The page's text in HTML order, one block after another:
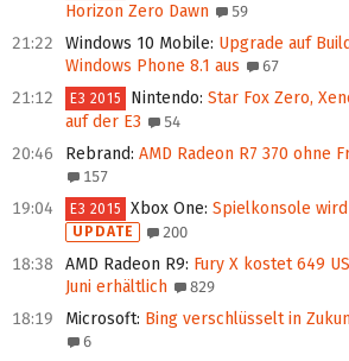
Horizon Zero Dawn
59
21:22 Windows 10 Mobile: Upgrade auf
Windows Phone 8.1 aus
67
21:12 E3 2015 Nintendo: Star Fox Zero,
auf der E3
54
20:46 Rebrand: AMD Radeon R7 370 ohne
157
19:04 E3 2015 Xbox One: Spielkonsole
UPDATE 200
18:38 AMD Radeon R9: Fury X kostet 649
Juni erhältlich
829
18:19 Microsoft: Bing verschlüsselt in
6